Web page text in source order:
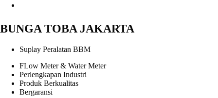
BUNGA TOBA JAKARTA
Suplay Peralatan BBM
FLow Meter & Water Meter
Perlengkapan Industri
Produk Berkualitas
Bergaransi